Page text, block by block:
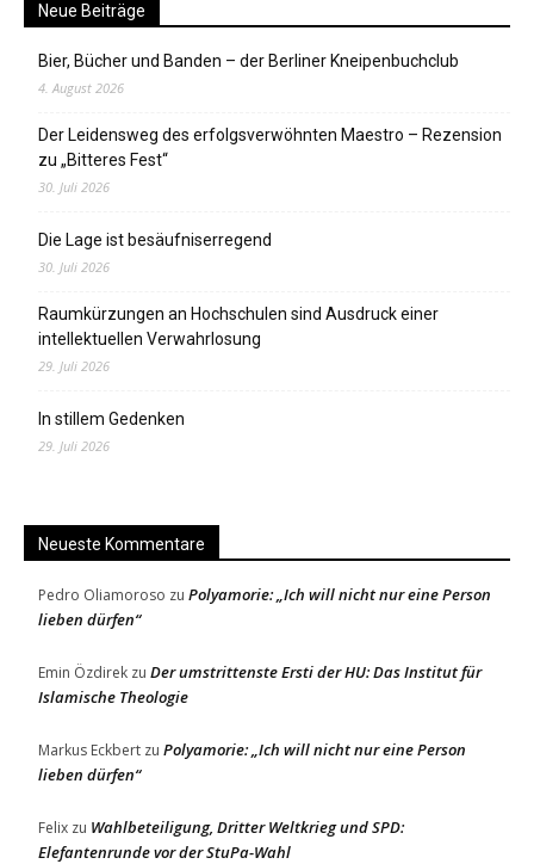
Neue Beiträge
Bier, Bücher und Banden – der Berliner Kneipenbuchclub
4. August 2026
Der Leidensweg des erfolgsverwöhnten Maestro – Rezension
zu „Bitteres Fest“
30. Juli 2026
Die Lage ist besäufniserregend
30. Juli 2026
Raumkürzungen an Hochschulen sind Ausdruck einer
intellektuellen Verwahrlosung
29. Juli 2026
In stillem Gedenken
29. Juli 2026
Neueste Kommentare
Pedro Oliamoroso zu Polyamorie: „Ich will nicht nur eine Person
lieben dürfen“
Emin Özdirek zu Der umstrittenste Ersti der HU: Das Institut für
Islamische Theologie
Markus Eckbert zu Polyamorie: „Ich will nicht nur eine Person
lieben dürfen“
Felix zu Wahlbeteiligung, Dritter Weltkrieg und SPD:
Elefantenrunde vor der StuPa-Wahl